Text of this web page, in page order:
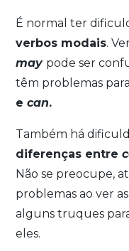
É normal ter
verbos modais.
may pode ser
têm problemas
ecan.
Também há
diferenças entre
Não se preocupe,
problemas ao ver
alguns truques
eles.